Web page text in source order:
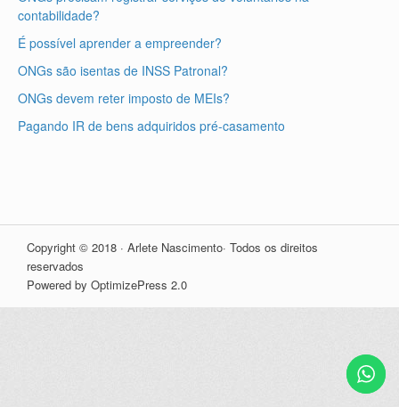
contabilidade?
É possível aprender a empreender?
ONGs são isentas de INSS Patronal?
ONGs devem reter imposto de MEIs?
Pagando IR de bens adquiridos pré-casamento
Copyright © 2018 · Arlete Nascimento· Todos os direitos
reservados
Powered by OptimizePress 2.0